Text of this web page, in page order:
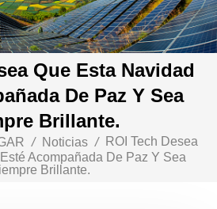
Que Esta Navidad
De Paz Y Sea
Brillante.
/ Noticias /
ROI Tech Desea
Acompañada De Paz Y Sea
Brillante.